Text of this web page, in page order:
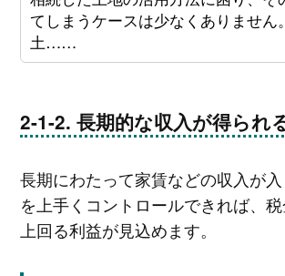
てしまうケースは少なくありません
土……
長期的な収入が得られ
長期にわたって家賃などの収入が
を上手くコントロールできれば、
上回る利益が見込めます。